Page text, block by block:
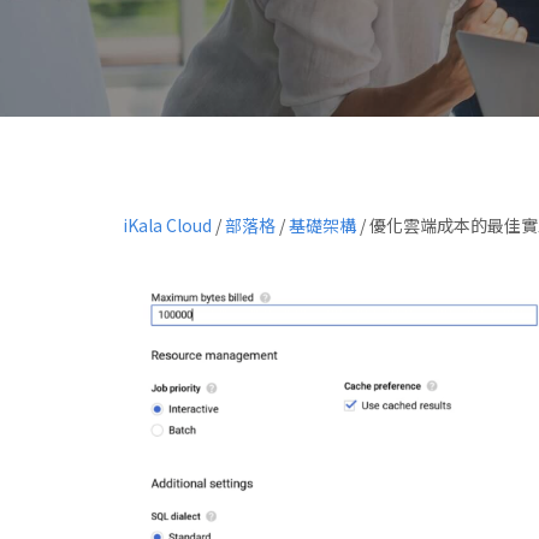
iKala Cloud /部落格 /基礎架構 /優化雲端成本的最佳